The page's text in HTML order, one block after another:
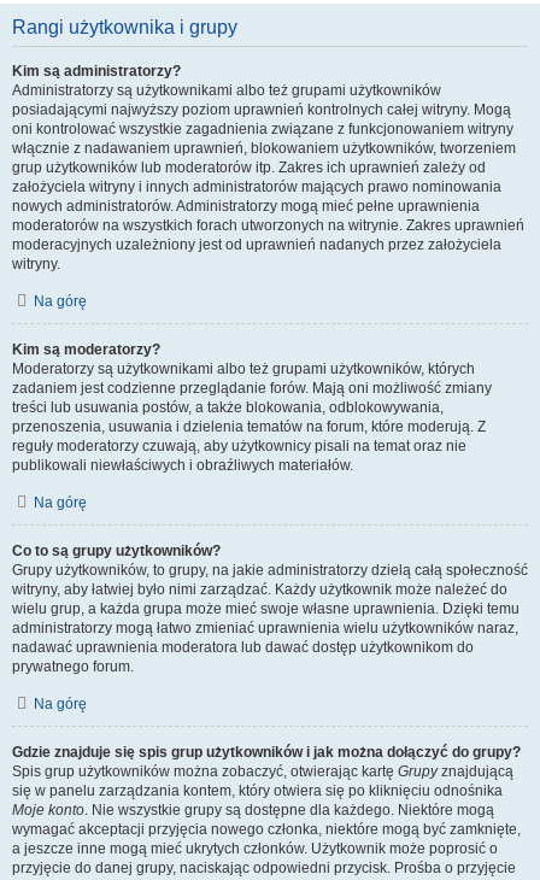
Rangi użytkownika i grupy
Kim są administratorzy?
Administratorzy są użytkownikami albo też grupami użytkowników
posiadającymi najwyższy poziom uprawnień kontrolnych całej witryny. Mogą
oni kontrolować wszystkie zagadnienia związane z funkcjonowaniem witryny
włącznie z nadawaniem uprawnień, blokowaniem użytkowników, tworzeniem
grup użytkowników lub moderatorów itp. Zakres ich uprawnień zależy od
założyciela witryny i innych administratorów mających prawo nominowania
nowych administratorów. Administratorzy mogą mieć pełne uprawnienia
moderatorów na wszystkich forach utworzonych na witrynie. Zakres uprawnień
moderacyjnych uzależniony jest od uprawnień nadanych przez założyciela
witryny.
Na górę
Kim są moderatorzy?
Moderatorzy są użytkownikami albo też grupami użytkowników, których
zadaniem jest codzienne przeglądanie forów. Mają oni możliwość zmiany
treści lub usuwania postów, a także blokowania, odblokowywania,
przenoszenia, usuwania i dzielenia tematów na forum, które moderują. Z
reguły moderatorzy czuwają, aby użytkownicy pisali na temat oraz nie
publikowali niewłaściwych i obraźliwych materiałów.
Na górę
Co to są grupy użytkowników?
Grupy użytkowników, to grupy, na jakie administratorzy dzielą całą społeczność
witryny, aby łatwiej było nimi zarządzać. Każdy użytkownik może należeć do
wielu grup, a każda grupa może mieć swoje własne uprawnienia. Dzięki temu
administratorzy mogą łatwo zmieniać uprawnienia wielu użytkowników naraz,
nadawać uprawnienia moderatora lub dawać dostęp użytkownikom do
prywatnego forum.
Na górę
Gdzie znajduje się spis grup użytkowników i jak można dołączyć do grupy?
Spis grup użytkowników można zobaczyć, otwierając kartę Grupyznajdującą
się w panelu zarządzania kontem, który otwiera się po kliknięciu odnośnika
Moje konto. Nie wszystkie grupy są dostępne dla każdego. Niektóre mogą
wymagać akceptacji przyjęcia nowego członka, niektóre mogą być zamknięte,
a jeszcze inne mogą mieć ukrytych członków. Użytkownik może poprosić o
przyjęcie do danej grupy, naciskając odpowiedni przycisk. Prośba o przyjęcie